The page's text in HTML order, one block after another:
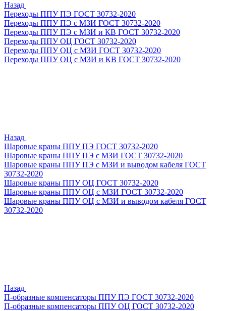
Назад
Переходы ППУ ПЭ ГОСТ 30732-2020
Переходы ППУ ПЭ с МЗИ ГОСТ 30732-2020
Переходы ППУ ПЭ с МЗИ и КВ ГОСТ 30732-2020
Переходы ППУ ОЦ ГОСТ 30732-2020
Переходы ППУ ОЦ с МЗИ ГОСТ 30732-2020
Переходы ППУ ОЦ с МЗИ и КВ ГОСТ 30732-2020
Назад
Шаровые краны ППУ ПЭ ГОСТ 30732-2020
Шаровые краны ППУ ПЭ с МЗИ ГОСТ 30732-2020
Шаровые краны ППУ ПЭ с МЗИ и выводом кабеля ГОСТ
30732-2020
Шаровые краны ППУ ОЦ ГОСТ 30732-2020
Шаровые краны ППУ ОЦ с МЗИ ГОСТ 30732-2020
Шаровые краны ППУ ОЦ с МЗИ и выводом кабеля ГОСТ
30732-2020
Назад
П-образные компенсаторы ППУ ПЭ ГОСТ 30732-2020
П-образные компенсаторы ППУ ОЦ ГОСТ 30732-2020